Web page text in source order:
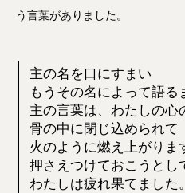
う言葉がありました。
主の名を口にすまい
もうその名によって語る
主の言葉は、わたしの心
骨の中に閉じ込められて
火のように燃え上がりま
押さえつけておこうとし
わたしは疲れ果てました。